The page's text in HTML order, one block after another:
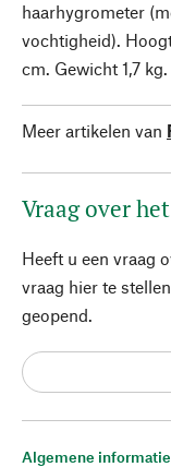
Algemene informatie
haarhygrometer
vochtigheid).
cm. Gewicht 1,7
Meer artikelen van
Vraag over
Heeft u een vraag
vraag hier te
geopend.